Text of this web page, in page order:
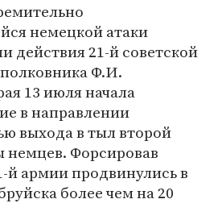
немецкой атаки
действия 21-й советской
Ф.И.
13 июля начала
в направлении
выхода в тыл второй
немцев. Форсировав
й армии продвинулись в
более чем на 20